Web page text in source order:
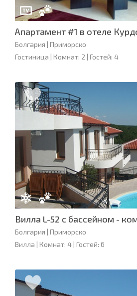
Апартамент #1 в отеле
Болгария | Приморско
Гостиница | Комнат: 2 | Гостей: 4
Вилла L-52 с бассейном -
Болгария | Приморско
Вилла | Комнат: 4 | Гостей: 6